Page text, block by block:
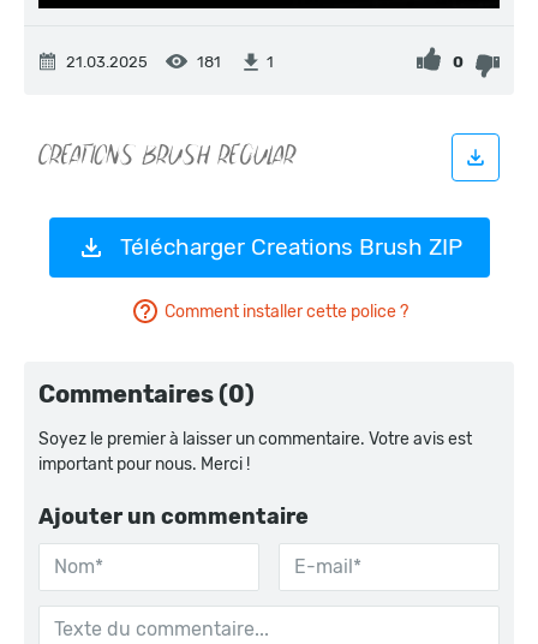
21.03.2025 181 1 0
Télécharger Creations Brush ZIP
Comment installer cette police ?
Commentaires (0)
Soyez le premier à laisser un commentaire. Votre avis est
important pour nous. Merci !
Ajouter un commentaire